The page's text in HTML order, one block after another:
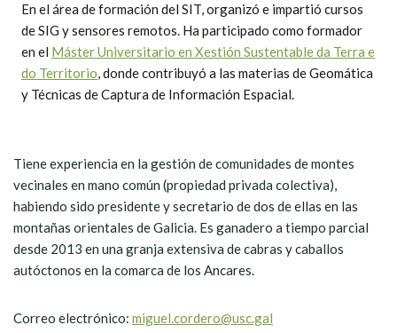
En el área de formación del SIT, organizó e impartió cursos
de SIG y sensores remotos. Ha participado como formador
en el Máster Universitario en Xestión Sustentable da Terra e
do Territorio, donde contribuyó a las materias de Geomática
y Técnicas de Captura de Información Espacial.
Tiene experiencia en la gestión de comunidades de montes
vecinales en mano común (propiedad privada colectiva),
habiendo sido presidente y secretario de dos de ellas en las
montañas orientales de Galicia. Es ganadero a tiempo parcial
desde 2013 en una granja extensiva de cabras y caballos
autóctonos en la comarca de los Ancares.
Correo electrónico: miguel.cordero@usc.gal